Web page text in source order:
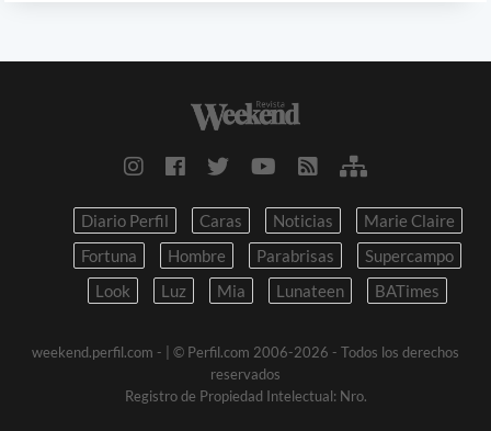
Diario Perfil Caras Noticias
Marie Claire
Fortuna
Hombre Parabrisas
Supercampo
Look
Luz Mia Lunateen BATimes
weekend.perfil.com -
| © Perfil.com 2006-2026 - Todos los derechos
reservados
Registro de Propiedad Intelectual: Nro.